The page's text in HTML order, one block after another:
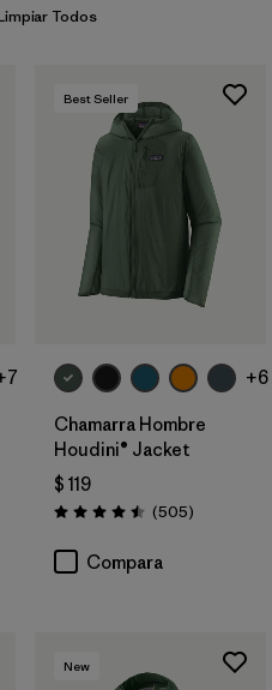
Todos
Best Seller
+6
Chamarra Hombre
Houdini® Jacket
$ 119
Valoración: 4.5 / 5
(505Comentarios
)
Compara
New